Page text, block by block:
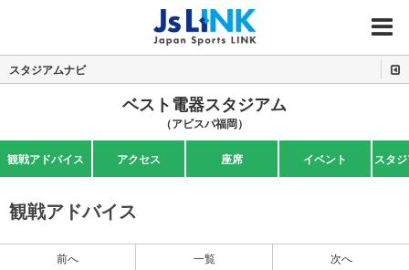
MENU
スタジアムナビ
ベスト電器スタジアム
（アビスパ福岡）
観戦アドバイス アクセス 座席 イベント スタ
観戦アドバイス
前へ 一覧 次へ